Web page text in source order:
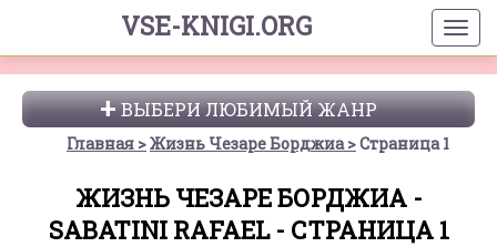
VSE-KNIGI.ORG
ВЫБЕРИ ЛЮБИМЫЙ ЖАНР
Главная Жизнь Чезаре Борджиа Страница 1
ЖИЗНЬ ЧЕЗАРЕ БОРДЖИА -
SABATINI RAFAEL - СТРАНИЦА 1